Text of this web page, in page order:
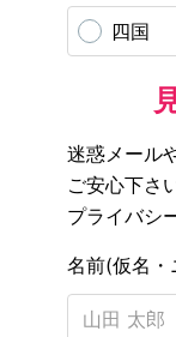
四国
迷惑メール
ご安心下さ
プライバシ
名前(仮名・